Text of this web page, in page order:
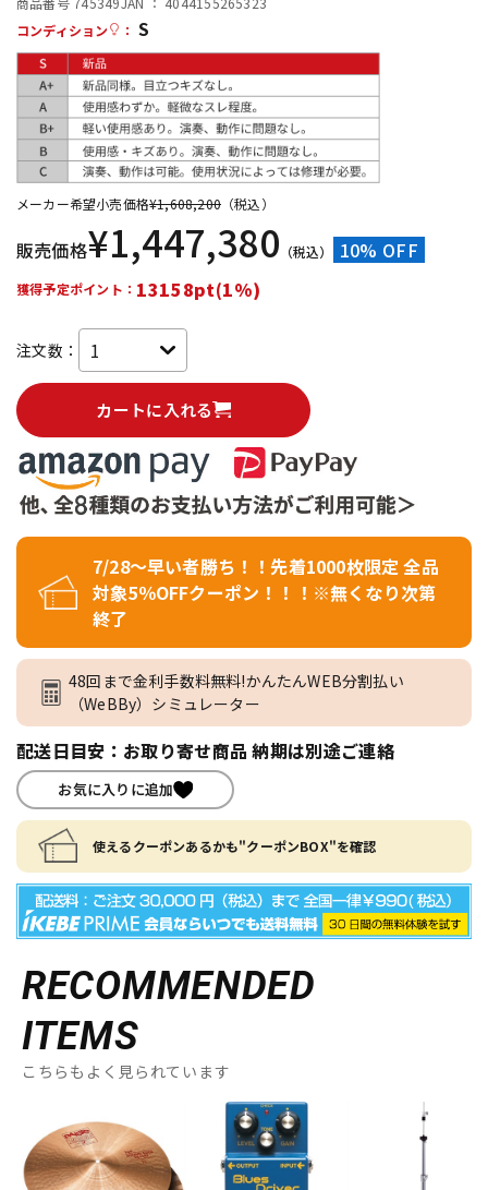
コンディション
： S
メーカー希望小売価格¥1,608,200 （税込）
販売価格¥1,447,380 （税込） 10% OFF
獲得予定ポイント： 13158pt(1%)
注文数：
カートに入れる
7/28～早い者勝ち！！先着1000枚限定 全品
対象5％OFFクーポン！！！※無くなり次第
終了
48回まで金利手数料無料!かんたんWEB分割払い
（WeBBy）シミュレーター
配送日目安：お取り寄せ商品 納期は別途ご連絡
お気に入りに追加
使えるクーポンあるかも"クーポンBOX"を確認
RECOMMENDED
ITEMS
こちらもよく見られています